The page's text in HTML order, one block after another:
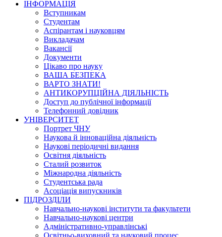
ІНФОРМАЦІЯ
Вступникам
Студентам
Аспірантам і науковцям
Викладачам
Вакансії
Документи
Цікаво про науку
ВАША БЕЗПЕКА
ВАРТО ЗНАТИ!
АНТИКОРУПЦІЙНА ДІЯЛЬНІСТЬ
Доступ до публічної інформації
Телефонний довідник
УНІВЕРСИТЕТ
Портрет ЧНУ
Наукова й інноваційна діяльність
Наукові періодичні видання
Освітня діяльність
Сталий розвиток
Міжнародна діяльність
Студентська рада
Асоціація випускників
ПІДРОЗДІЛИ
Навчально-наукові інститути та факультети
Навчально-наукові центри
Адміністративно-управлінські
Освітньо-виховний та науковий процес